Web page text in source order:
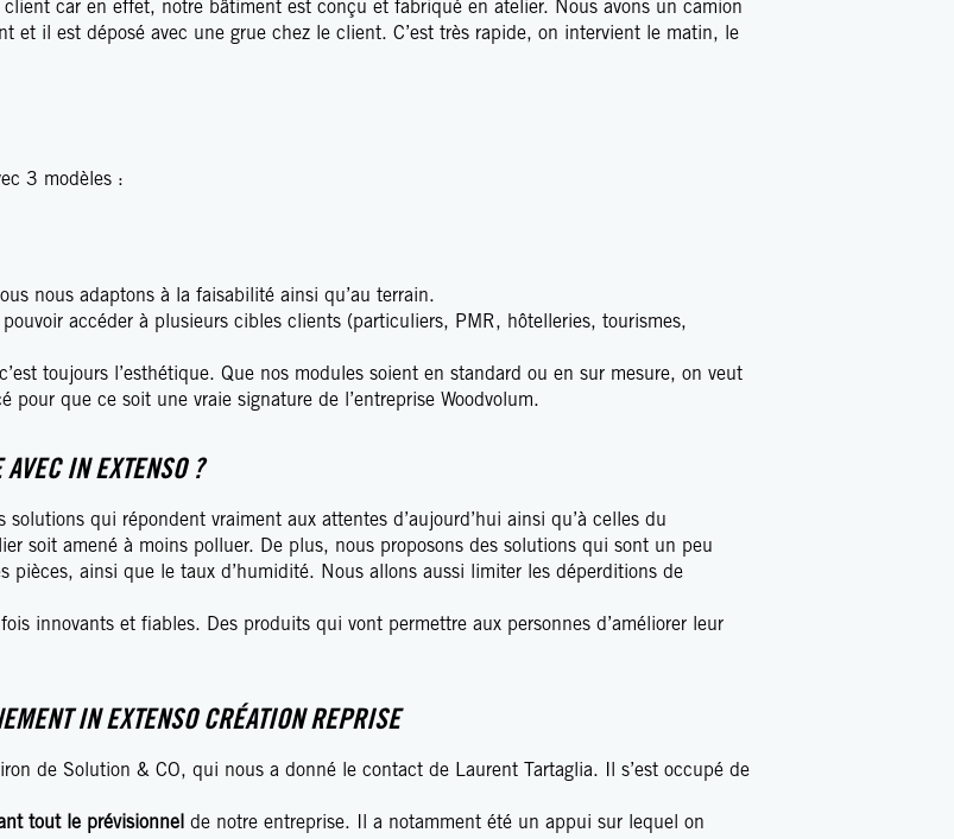
car en effet, notre bâtiment est conçu et fabriqué en atelier. Nous avons un camion
et il est déposé avec une grue chez le client. C’est très rapide, on intervient le matin, le
3 modèles :
nous adaptons à la faisabilité ainsi qu’au terrain.
pouvoir accéder à plusieurs cibles clients (particuliers, PMR, hôtelleries, tourismes,
toujours l’esthétique. Que nos modules soient en standard ou en sur mesure, on veut
pour que ce soit une vraie signature de l’entreprise Woodvolum.
AVEC IN EXTENSO ?
solutions qui répondent vraiment aux attentes d’aujourd’hui ainsi qu’à celles du
soit amené à moins polluer. De plus, nous proposons des solutions qui sont un peu
pièces, ainsi que le taux d’humidité. Nous allons aussi limiter les déperditions de
innovants et fiables. Des produits qui vont permettre aux personnes d’améliorer leur
IN EXTENSO CRÉATION REPRISE
de Solution & CO, qui nous a donné le contact de Laurent Tartaglia. Il s’est occupé de
tout le prévisionnel de notre entreprise. Il a notamment été un appui sur lequel on